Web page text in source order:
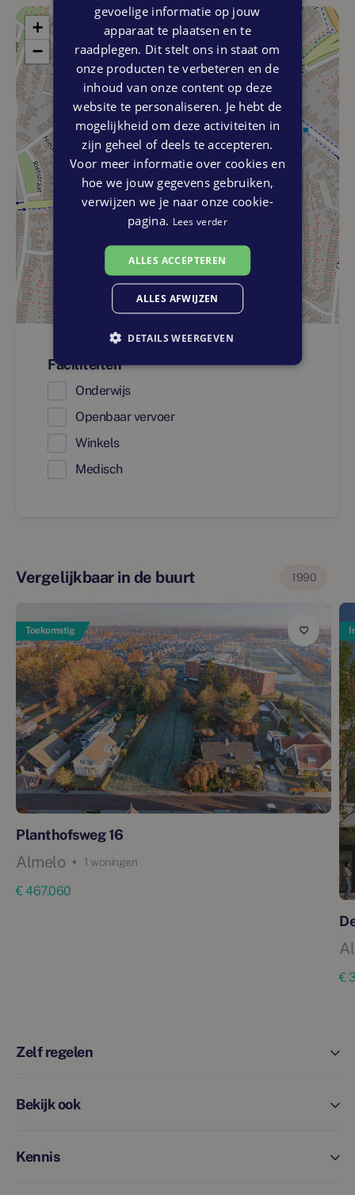
+
−
Faciliteiten
Onderwijs
Openbaar vervoer
Winkels
Medisch
Vergelijkbaar in de buurt 1990
Toekomstig
Planthofsweg 16
Almelo 1 woningen
€ 467.060
€
Zelf regelen
Bekijk ook
Kennis
gevoelige informatie op jouw
apparaat te plaatsen en te
raadplegen. Dit stelt ons in staat om
onze producten te verbeteren en de
inhoud van onze content op deze
website te personaliseren. Je hebt de
mogelijkheid om deze activiteiten in
zijn geheel of deels te accepteren.
Voor meer informatie over cookies en
hoe we jouw gegevens gebruiken,
verwijzen we je naar onze cookie-
pagina. Lees verder
ALLES ACCEPTEREN
ALLES AFWIJZEN
DETAILS WEERGEVEN